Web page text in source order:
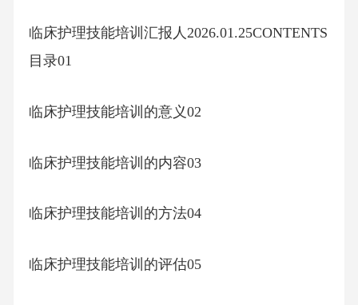
临床护理技能培训汇报人2026.01.25CONTENTS
目录01
临床护理技能培训的意义02
临床护理技能培训的内容03
临床护理技能培训的方法04
临床护理技能培训的评估05